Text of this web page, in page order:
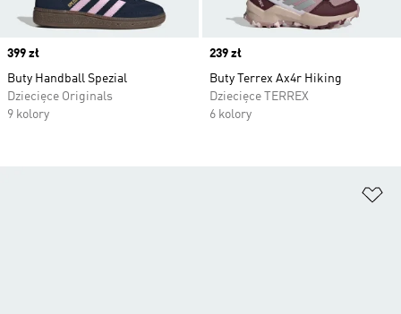
Price
399 zł
Buty Handball Spezial
Dziecięce Originals
9 kolory
Price
239 zł
Buty Terrex Ax4r Hiking
Dziecięce TERREX
6 kolory